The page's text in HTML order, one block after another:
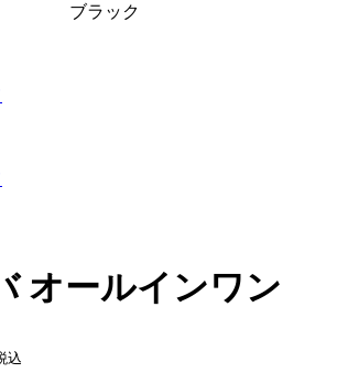
ブラック
オールインワン
込